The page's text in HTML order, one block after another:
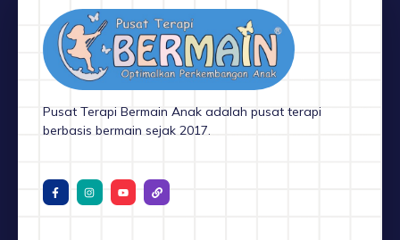
Pusat Terapi Bermain Anak adalah pusat terapi
berbasis bermain sejak 2017.
F
a
c
I
n
s
Y
o
u
L
i
n